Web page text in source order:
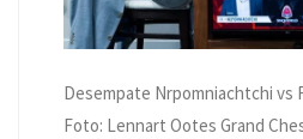
Desempate Nrpomniachtchi vs
Foto: Lennart Ootes Grand